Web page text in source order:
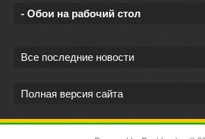
- Обои на рабочий стол
Все последние новости
Полная версия сайта